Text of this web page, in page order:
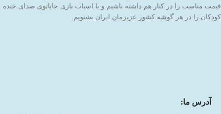
قیمت مناسب را در کنار هم داشته باشیم و با اسباب بازی جاپاتوی صدای خنده
کودکان را در هر گوشه کشور عزیزمان ایران بشنویم.
آدرس ما: